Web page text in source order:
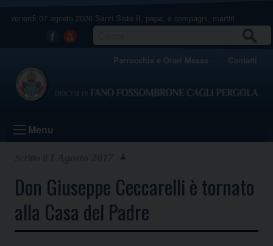
venerdì 07 agosto 2026 Santi Sisto II, papa, e compagni, martiri
Facebook
Youtube
Parrocchie e Orari Messe Contatti
Menu
Don Giuseppe Ceccarelli è tornato
alla Casa del Padre